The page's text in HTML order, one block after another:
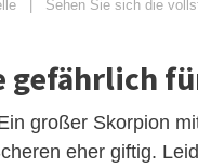
Sehen Sie sich die
gefährlich
großer Skorpion
eher giftig.